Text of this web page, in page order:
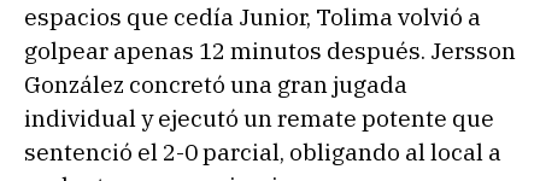
espacios que cedía Junior, Tolima volvió a
golpear apenas 12 minutos después. Jersson
González concretó una gran jugada
individual y ejecutó un remate potente que
sentenció el 2-0 parcial, obligando al local a